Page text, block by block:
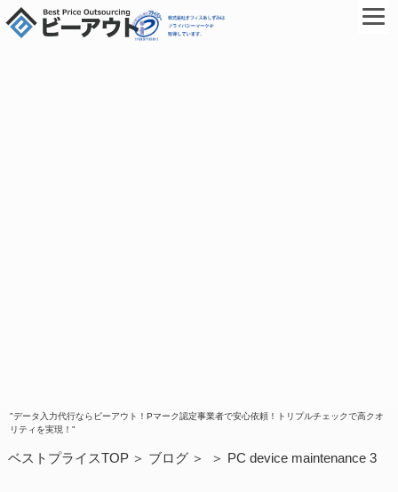
"データ入力代行ならビーアウト！Pマーク認定事業者で安心依頼！トリプルチェックで高クオ
リティを実現！"
ベストプライスTOP ブログ PC device maintenance 3